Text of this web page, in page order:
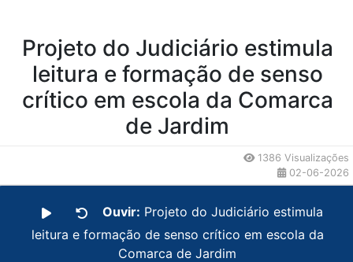
Projeto do Judiciário estimula
leitura e formação de senso
crítico em escola da Comarca
de Jardim
1386 Visualizações
02-06-2026
Ouvir: Projeto do Judiciário estimula
leitura e formação de senso crítico em escola da
Comarca de Jardim